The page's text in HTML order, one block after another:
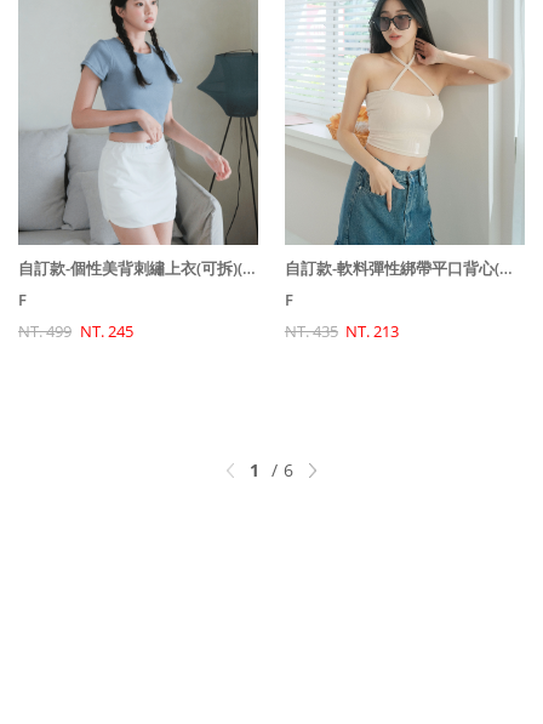
自訂款-個性美背刺繡上衣(可拆)(原價580特價499)
F
NT. 499 NT. 245
自訂款-軟料彈性綁帶平口背心(可拆)(原價490特價435)
F
NT. 435 NT. 213
1 6